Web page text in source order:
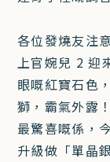
各位發燒友注
上官婉兒 2 迎
眼嘅紅寶石色
獅，霸氣外露！
最驚喜嘅係，
升級做「單晶